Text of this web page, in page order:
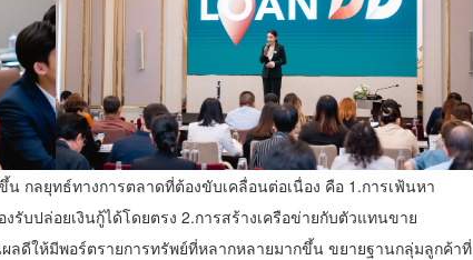
น กลยุทธ์ทางการตลาดที่ต้องขับเคลื่อนต่อเนื่อง คือ 1.การเฟ้นหา
บปล่อยเงินกู้ได้โดยตรง 2.การสร้างเครือข่ายกับตัวแทนขาย
ลดีให้มีพอร์ตรายการทรัพย์ที่หลากหลายมากขึ้น ขยายฐานกลุ่มลูกค้าที่